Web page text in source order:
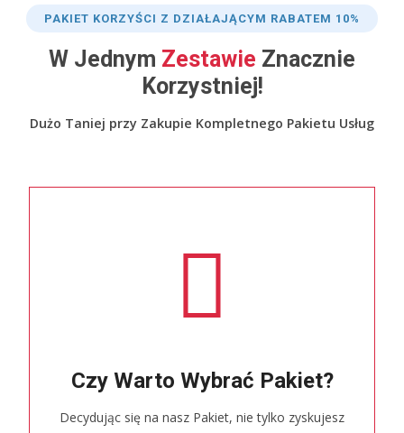
PAKIET KORZYŚCI Z DZIAŁAJĄCYM RABATEM 10%
W Jednym Zestawie Znacznie
Korzystniej!
Dużo Taniej przy Zakupie Kompletnego Pakietu Usług
Czy Warto Wybrać Pakiet?
Decydując się na nasz Pakiet, nie tylko zyskujesz